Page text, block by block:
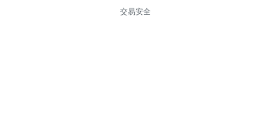
交易安全